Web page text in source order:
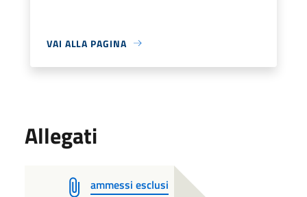
VAI ALLA PAGINA
Allegati
ammessi esclusi